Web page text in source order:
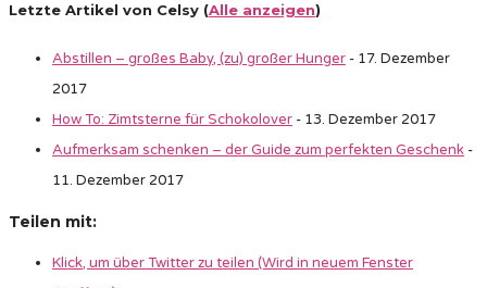
Letzte Artikel von Celsy (Alle anzeigen)
Abstillen – großes Baby, (zu) großer Hunger - 17. Dezember
2017
How To: Zimtsterne für Schokolover - 13. Dezember 2017
Aufmerksam schenken – der Guide zum perfekten Geschenk -
11. Dezember 2017
Teilen mit:
Klick, um über Twitter zu teilen (Wird in neuem Fenster